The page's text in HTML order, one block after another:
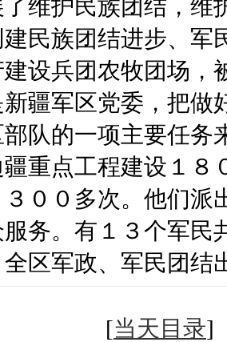
维护民族团结，维
民族团结进步、军
设兵团农牧团场，
疆军区党委，把做
队的一项主要任务
重点工程建设１８
００多次。他们派
务。有１３个军民
区军政、军民团结
[当天目录